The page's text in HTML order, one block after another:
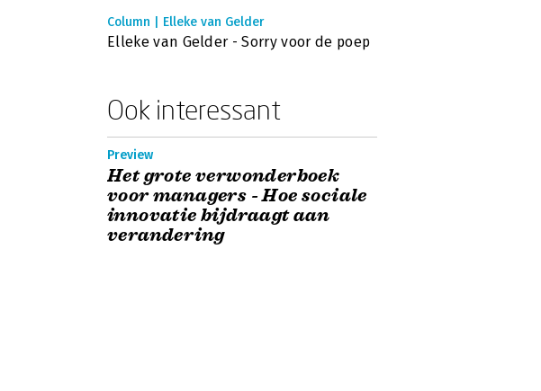
Column | Elleke van Gelder
Elleke van Gelder - Sorry voor de poep
Ook interessant
Preview
Het grote verwonderboek
voor managers - Hoe sociale
innovatie bijdraagt aan
verandering